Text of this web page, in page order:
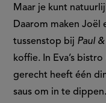
Maar je kunt
Daarom maken Joël
tussenstop bij Paul
koffie. In Eva’s bistro
gerecht heeft één
saus om in te